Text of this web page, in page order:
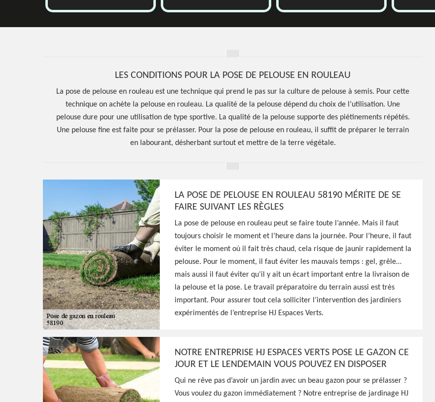
Hoerter Joseph Elagage 58
Entreprise pose de gazon
en rouleau Lys 58190
Excellent jardinier à Lys 58190, HJ Espaces Verts peut intervenir à tout
moment et se déplacer gratuitement chez vous pour s'occuper de la
Voir Nos Realisations Contactez-Nous!
LES CONDITIONS POUR LA POSE DE PELOUSE EN ROULEAU
La pose de pelouse en rouleau est une technique qui prend le pas sur la culture de pelouse à semis. Pour cette
technique on achète la pelouse en rouleau. La qualité de la pelouse dépend du choix de l’utilisation. Une
pelouse dure pour une utilisation de type sportive. La qualité de la pelouse supporte des piétinements répétés.
Une pelouse fine est faite pour se prélasser. Pour la pose de pelouse en rouleau, il suffit de préparer le terrain
en labourant, désherbant surtout et mettre de la terre végétale.
LA POSE DE PELOUSE EN ROULEAU 58190 MÉRITE DE SE
FAIRE SUIVANT LES RÈGLES
La pose de pelouse en rouleau peut se faire toute l’année. Mais il faut
toujours choisir le moment et l’heure dans la journée. Pour l’heure, il faut
éviter le moment où il fait très chaud, cela risque de jaunir rapidement la
pelouse. Pour le moment, il faut éviter les mauvais temps : gel, grêle…
mais aussi il faut éviter qu’il y ait un écart important entre la livraison de
la pelouse et la pose. Le travail préparatoire du terrain aussi est très
important. Pour assurer tout cela solliciter l’intervention des jardiniers
expérimentés de l’entreprise HJ Espaces Verts.
NOTRE ENTREPRISE HJ ESPACES VERTS POSE LE GAZON CE
JOUR ET LE LENDEMAIN VOUS POUVEZ EN DISPOSER
Qui ne rêve pas d’avoir un jardin avec un beau gazon pour se prélasser ?
Vous voulez du gazon immédiatement ? Notre entreprise de jardinage HJ